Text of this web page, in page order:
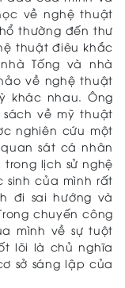
về nghệ thuật
thường đến thư
thuật điêu khắc
Tống và nhà
về nghệ thuật
khác nhau. Ông
về mỹ thuật
nghiên cứu một
sát cá nhân
lịch sử nghệ
sinh của mình rất
đi sai hướng và
chuyến công
mình về sự tuột
lõi là chủ nghĩa
sở sáng lập của